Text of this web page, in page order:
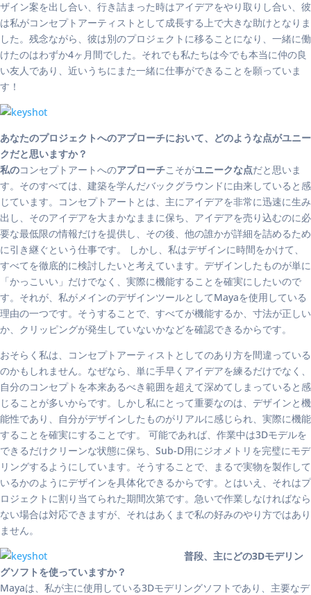
ザイン案を出し合い、行き詰まった時はアイデアをやり取りし合い、彼
は私がコンセプトアーティストとして成長する上で大きな助けとなりま
した。残念ながら、彼は別のプロジェクトに移ることになり、一緒に働
けたのはわずか4ヶ月間でした。それでも私たちは今でも本当に仲の良
い友人であり、近いうちにまた一緒に仕事ができることを願っていま
す！
あなたのプロジェクトへのアプローチにおいて、どのような点がユニー
クだと思いますか？
私のコンセプトアートへのアプローチこそがユニークな点だと思いま
す。そのすべては、建築を学んだバックグラウンドに由来していると感
じています。コンセプトアートとは、主にアイデアを非常に迅速に生み
出し、そのアイデアを大まかなままに保ち、アイデアを売り込むのに必
要な最低限の情報だけを提供し、その後、他の誰かが詳細を詰めるため
に引き継ぐという仕事です。 しかし、私はデザインに時間をかけて、
すべてを徹底的に検討したいと考えています。デザインしたものが単に
「かっこいい」だけでなく、実際に機能することを確実にしたいので
す。それが、私がメインのデザインツールとしてMayaを使用している
理由の一つです。そうすることで、すべてが機能するか、寸法が正しい
か、クリッピングが発生していないかなどを確認できるからです。
おそらく私は、コンセプトアーティストとしてのあり方を間違っている
のかもしれません。なぜなら、単に手早くアイデアを練るだけでなく、
自分のコンセプトを本来あるべき範囲を超えて深めてしまっていると感
じることが多いからです。しかし私にとって重要なのは、デザインと機
能性であり、自分がデザインしたものがリアルに感じられ、実際に機能
することを確実にすることです。 可能であれば、作業中は3Dモデルを
できるだけクリーンな状態に保ち、Sub-D用にジオメトリを完璧にモデ
リングするようにしています。そうすることで、まるで実物を製作して
いるかのようにデザインを具体化できるからです。とはいえ、それはプ
ロジェクトに割り当てられた期間次第です。急いで作業しなければなら
ない場合は対応できますが、それはあくまで私の好みのやり方ではあり
ません。
普段、主にどの3Dモデリン
グソフトを使っていますか？
Mayaは、私が主に使用している3Dモデリングソフトであり、主要なデ